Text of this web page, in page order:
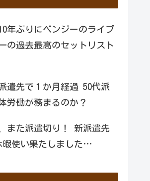
年ぶりにベンジーのライブ
の過去最高のセットリスト
遣先で１か月経過 50代派
労働が務まるのか？
また派遣切り！ 新派遣先
暇使い果たしました…